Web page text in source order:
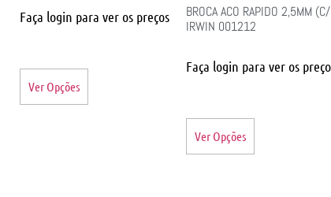
Faça login para ver os preços
Ver Opções
BROCA ACO RAPIDO 2,5MM
IRWIN 001212
Faça login para ver os
Ver Opções